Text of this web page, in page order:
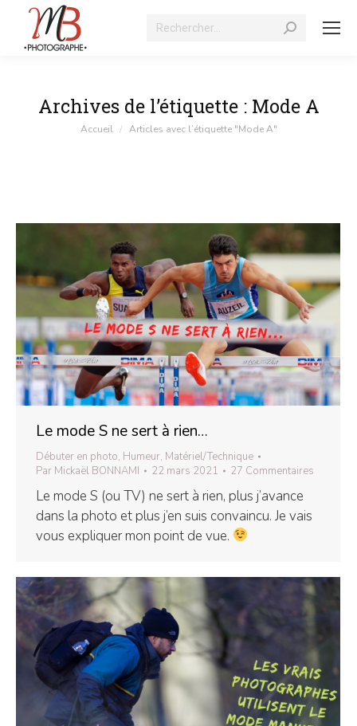
Recherche
Archives de l’étiquette : Mode A
Vous êtes ici :
Accueil Articles avec l’étiquette "Mode A"
Le mode S ne sert à rien…
Débuter en photo, Humeur, Matériel/Technique
Par Mickaël BONNAMI 22 mars 2021 27 Commentaires
Le mode S (ou TV) ne sert à rien, plus j’avance
dans la photo et plus j’en suis convaincu. Je vais
vous expliquer mon point de vue.